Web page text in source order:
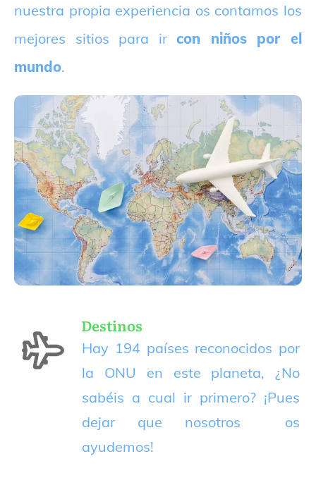
nuestra propia experiencia os contamos los
mejores sitios para ircon niños por el
mundo.
Destinos
Hay 194 países reconocidos por
la ONU en este planeta, ¿No
sabéis a cual ir primero? ¡Pues
dejar que nosotros os
ayudemos!